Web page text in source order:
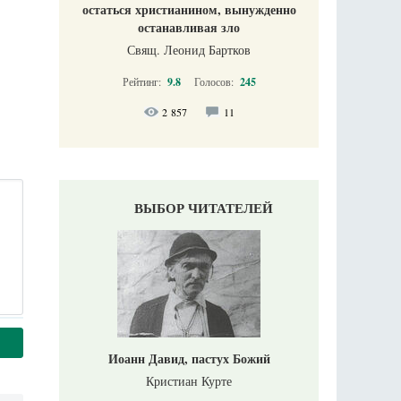
остаться христианином, вынужденно
останавливая зло
Свящ. Леонид Бартков
Рейтинг: 9.8 Голосов: 245
2 857 11
ВЫБОР ЧИТАТЕЛЕЙ
Иоанн Давид, пастух Божий
Кристиан Курте